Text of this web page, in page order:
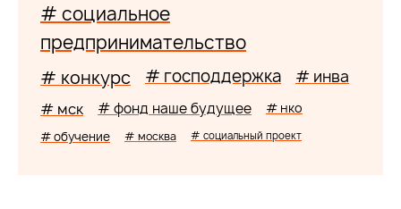
# социальное
предпринимательство
# конкурс # господдержка # инва
# мск # фонд наше будущее # нко
# обучение # москва # социальный проект